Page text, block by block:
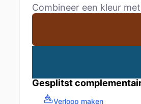
Combineer een kleur
Gesplitst
Verloop maken